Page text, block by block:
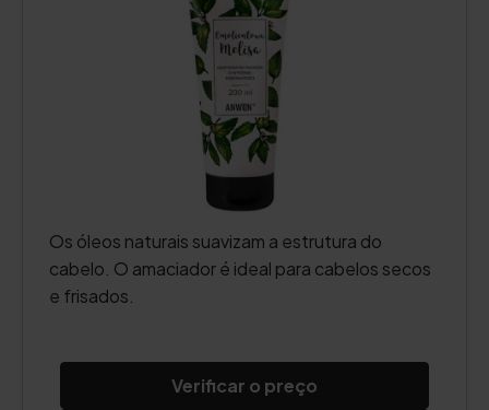
Os óleos naturais suavizam a estrutura do
cabelo. O amaciador é ideal para cabelos secos
e frisados.
Verificar o preço